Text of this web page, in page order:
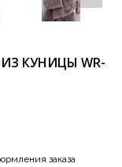
КУНИЦЫ WR-
заказа